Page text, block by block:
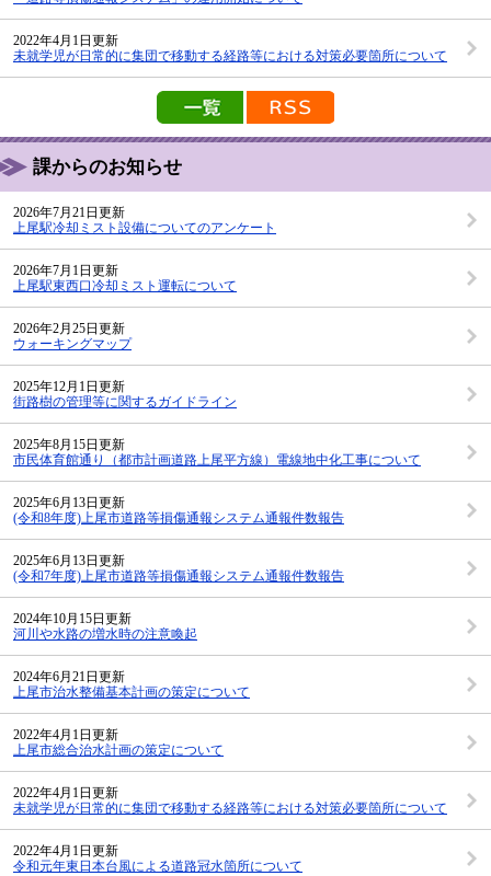
2022年4月1日更新
未就学児が日常的に集団で移動する経路等における対策必要箇所について
新着情報の一覧を見る
課からのお知らせ
2026年7月21日更新
上尾駅冷却ミスト設備についてのアンケート
2026年7月1日更新
上尾駅東西口冷却ミスト運転について
2026年2月25日更新
ウォーキングマップ
2025年12月1日更新
街路樹の管理等に関するガイドライン
2025年8月15日更新
市民体育館通り（都市計画道路上尾平方線）電線地中化工事について
2025年6月13日更新
(令和8年度)上尾市道路等損傷通報システム通報件数報告
2025年6月13日更新
(令和7年度)上尾市道路等損傷通報システム通報件数報告
2024年10月15日更新
河川や水路の増水時の注意喚起
2024年6月21日更新
上尾市治水整備基本計画の策定について
2022年4月1日更新
上尾市総合治水計画の策定について
2022年4月1日更新
未就学児が日常的に集団で移動する経路等における対策必要箇所について
2022年4月1日更新
令和元年東日本台風による道路冠水箇所について